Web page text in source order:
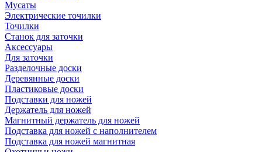
Мусаты
Электрические точилки
Точилки
Станок для заточки
Аксессуары
Для заточки
Разделочные доски
Деревянные доски
Пластиковые доски
Подставки для ножей
Держатель для ножей
Магнитный держатель для ножей
Подставка для ножей с наполнителем
Подставка для ножей магнитная